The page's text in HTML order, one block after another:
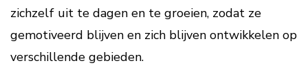
zichzelf uit te dagen en te groeien, zodat ze
gemotiveerd blijven en zich blijven ontwikkelen op
verschillende gebieden.